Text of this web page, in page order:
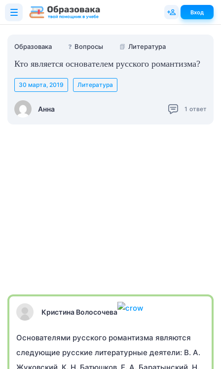
Образовака ❓ Вопросы 📗 Литература
Кто является основателем русского романтизма?
Анна
30 марта, 2019 Литература
1 ответ
Кристина Волосочева
Основателями русского романтизма являются
следующие русские литературные деятели: В. А.
Вход